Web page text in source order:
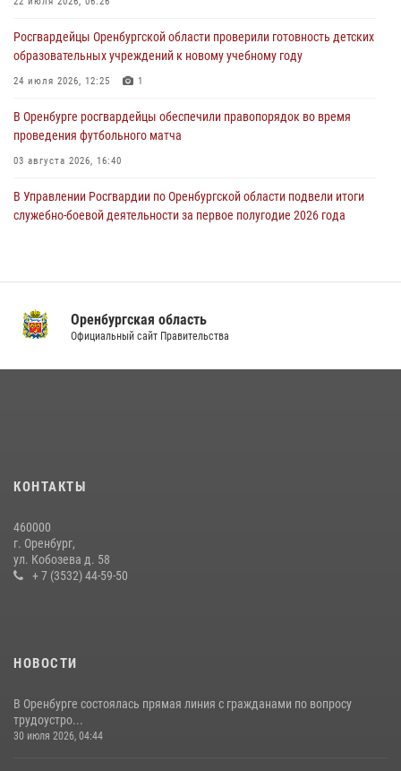
24 июля 2026, 12:25
При силовой поддержке ОМОН «Кобра» Росгвардии в Оренбурге
проведён рейд по строительным объектам
23 июля 2026, 10:47
Росгвардейцы Оренбургской области проверили готовность детских
образовательных учреждений к новому учебному году
24 июля 2026, 12:25 1
В Оренбурге росгвардейцы обеспечили правопорядок во время
проведения футбольного матча
03 августа 2026, 16:40
В Управлении Росгвардии по Оренбургской области подвели итоги
служебно-боевой деятельности за первое полугодие 2026 года
14 июля 2026, 10:43
23 июля 2026, 10:47
28 июля 2026, 09:41
Оренбургская область
Официальный сайт Правительства
КОНТАКТЫ
460000
г. Оренбург,
ул. Кобозева д. 58
+ 7 (3532) 44-59-50
НОВОСТИ
В Оренбурге состоялась прямая линия с гражданами по вопросу
трудоустро...
30 июля 2026, 04:44